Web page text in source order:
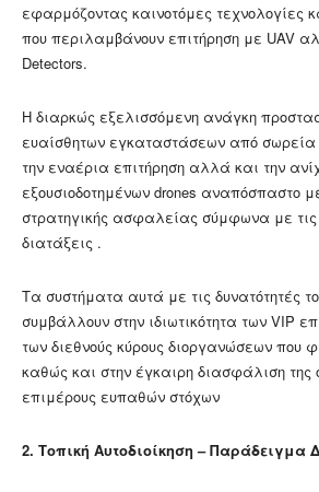
εφαρμόζοντας καινοτόμες τεχνολογίες
που περιλαμβάνουν επιτήρηση με UAV
Detectors.
Η διαρκώς εξελισσόμενη ανάγκη
ευαίσθητων εγκαταστάσεων από
την εναέρια επιτήρηση αλλά και την
εξουσιοδοτημένων drones αναπόσπαστο
στρατηγικής ασφαλείας σύμφωνα με τις
διατάξεις .
Τα συστήματα αυτά με τις δυνατότητές
συμβάλλουν στην ιδιωτικότητα των VIP
των διεθνούς κύρους διοργανώσεων που
καθώς και στην έγκαιρη διασφάλιση της
επιμέρους ευπαθών στόχων
2. Τοπική Αυτοδιοίκηση – Παράδειγμα